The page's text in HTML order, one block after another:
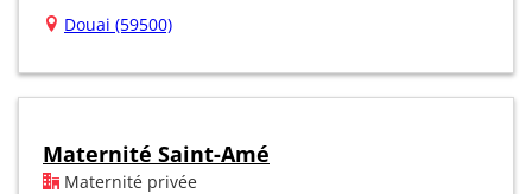
Douai (59500)
Maternité Saint-Amé
Maternité privée